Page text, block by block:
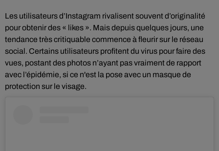
Les utilisateurs d’Instagram rivalisent souvent d’originalité
pour obtenir des « likes ». Mais depuis quelques jours, une
tendance très critiquable commence à fleurir sur le réseau
social. Certains utilisateurs profitent du virus pour faire des
vues, postant des photos n’ayant pas vraiment de rapport
avec l’épidémie, si ce n'est la pose avec un masque de
protection sur le visage.